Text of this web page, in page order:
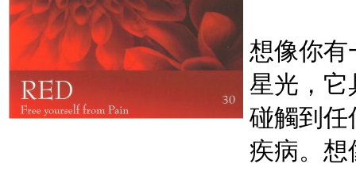
想像你有
星光，它
碰觸到任
疾病。想